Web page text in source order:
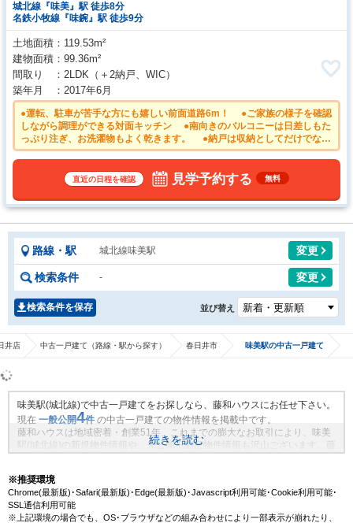
城北線『味美』駅 徒歩8分
名鉄小牧線『味鋺』駅 徒歩9分
土地面積
119.53m²
建物面積
99.36m²
間取り
2LDK （＋2納戸、WIC）
築年月
2017年6月
●運転、駐車が苦手な方にも嬉しい前面道路6m！ ●ご家族の様子を確認
しながら調理ができる対面キッチン ●南向きのバルコニーは日差しもた
っぷり注ぎ、お洗濯物もよく乾きます。 ●納戸は収納としてだけでなく
テレワークにも活用できます。クローズドな空間だから仕事にも集中でき
て便利です。 ●2026年7月室内クリーニング済み
直近の日程を確認 見学予約する 無料
路線・駅 城北線味美駅 変更
検索条件 - 変更
検索条件を保存 並び替え
井店 中古一戸建て（路線・駅から探す） 春日井市 味美駅の中古一戸建て
味美駅(城北線)で中古一戸建てをお探しなら、藤和ハウスにお任せ下さい。
現在 一般公開4件 の中古一戸建ての物件情報を掲載中です。
藤和ハウスは地域密着・創業51年、これまでの膨大なお取引により、味美
駅(城北線)の新規物件情報や、未公開不動産物件情報も沢山ございます。藤
続きを読む
※推奨環境
Chrome(最新版)･Safari(最新版)･Edge(最新版)･Javascript利用可能･Cookie利用可能･
SSL通信利用可能
※上記環境の場合でも、OS･ブラウザなどの組み合わせにより一部表示が崩れたり、